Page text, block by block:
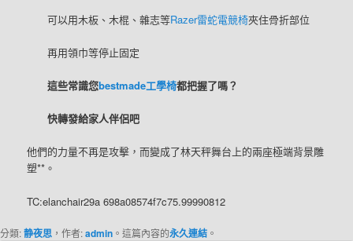
可以用木板、木棍、雜志等Razer雷蛇電競椅夾住骨折部位
再用領巾等停止固定
這些常識您bestmade工學椅都把握了嗎？
快轉發給家人伴侶吧
他們的力量不再是攻擊，而變成了林天秤舞台上的兩座極端背景雕
塑**。
TC:elanchair29a 698a08574f7c75.99990812
分類:静夜思 ，作者:admin 。這篇內容的永久連結 。